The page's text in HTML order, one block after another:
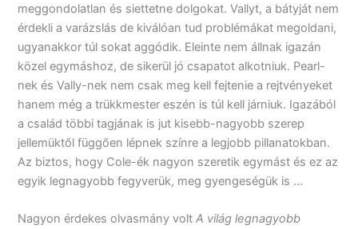
meggondolatlan és siettetne dolgokat. Vallyt, a bátyját nem
érdekli a varázslás de kiválóan tud problémákat megoldani,
ugyanakkor túl sokat aggódik. Eleinte nem állnak igazán
közel egymáshoz, de sikerül jó csapatot alkotniuk. Pearl-
nek és Vally-nek nem csak meg kell fejtenie a rejtvényeket
hanem még a trükkmester eszén is túl kell járniuk. Igazából
a család többi tagjának is jut kisebb-nagyobb szerep
jellemüktől függően lépnek színre a legjobb pillanatokban.
Az biztos, hogy Cole-ék nagyon szeretik egymást és ez az
egyik legnagyobb fegyverük, meg gyengeségük is …
Nagyon érdekes olvasmány voltA világ legnagyobb